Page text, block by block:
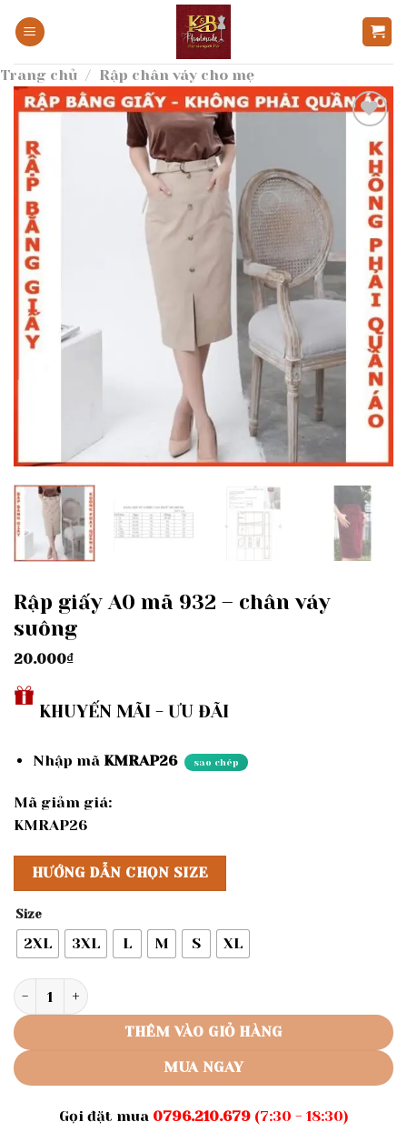
qua
dung
Trang chủ / Rập chân váy cho mẹ
Add to
wishlist
Rập giấy A0 mã 932 – chân váy
suông
20.000₫
KHUYẾN MÃI - ƯU ĐÃI
Nhập mã KMRAP26 sao chép
Mã giảm giá:
KMRAP26
HƯỚNG DẪN CHỌN SIZE
Size
2XL 3XL L M S XL
Rập giấy A0 mã 932 - chân váy suông số lượng
THÊM VÀO GIỎ HÀNG
MUA NGAY
Gọi đặt mua 0796.210.679(7:30 - 18:30)